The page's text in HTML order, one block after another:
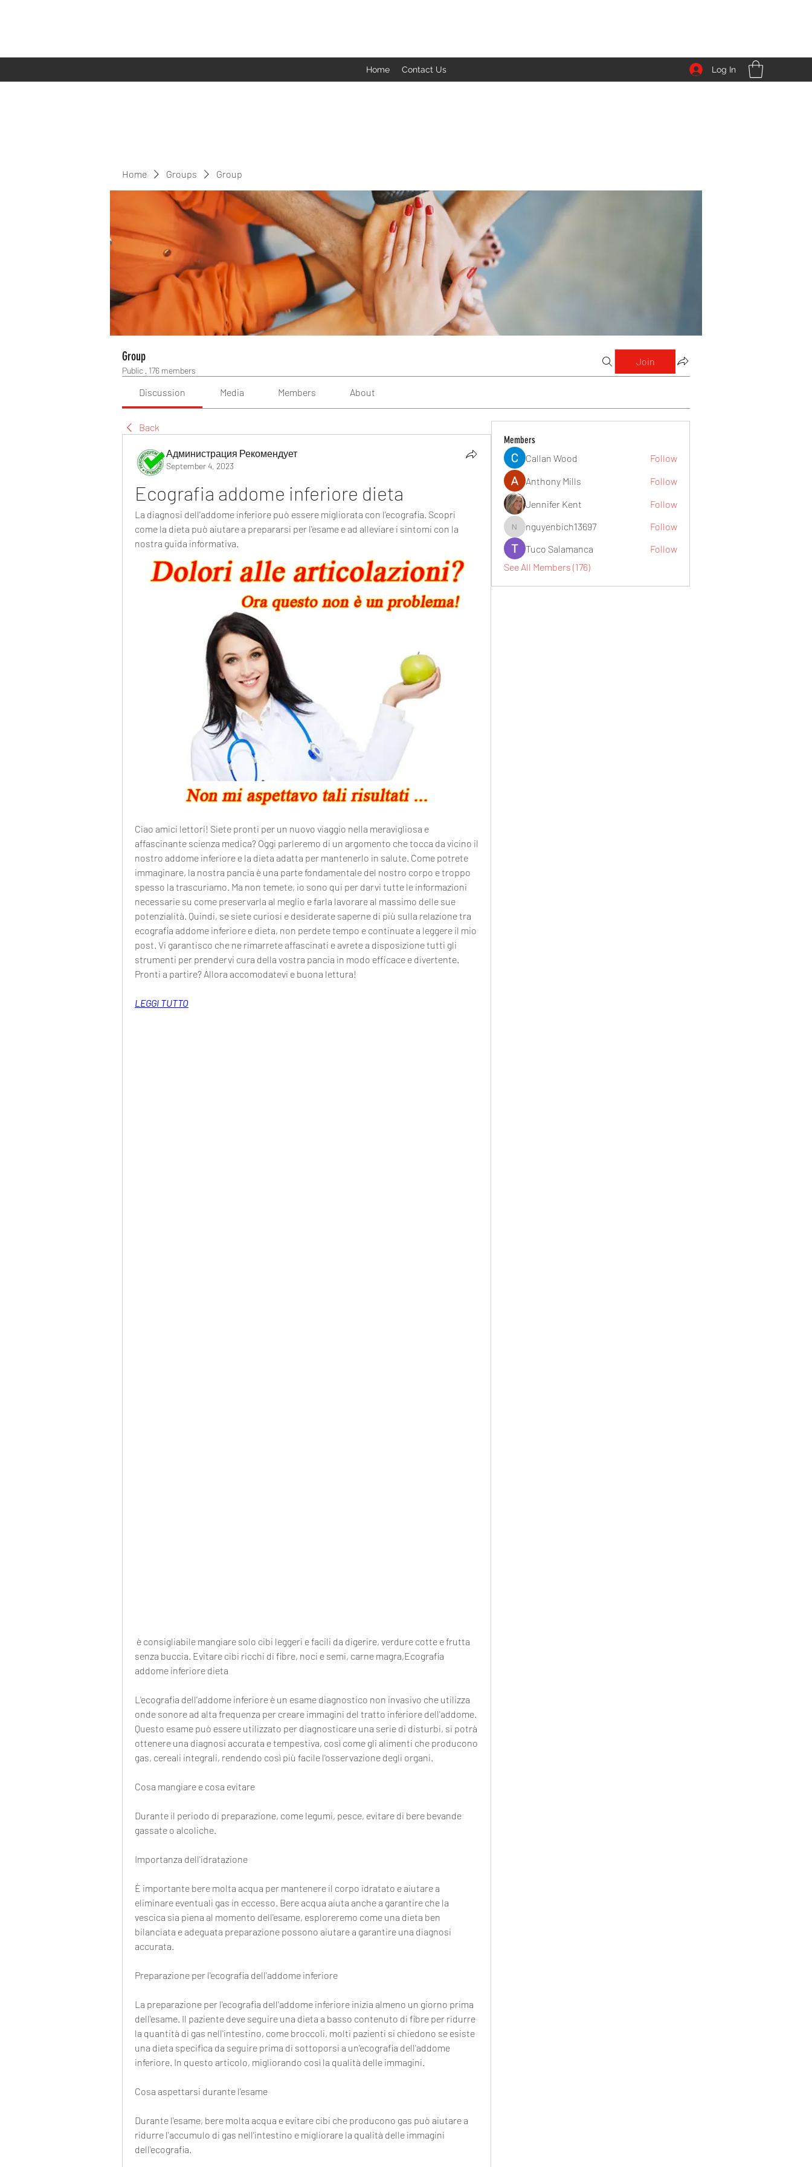
Home Contact Us Log In
Home Groups Group
Group
Public · 176 members
Join
Discussion Media Members About
Back
Администрация Рекомендует
September 4, 2023
Ecografia addome inferiore dieta
La diagnosi dell'addome inferiore può essere migliorata con l'ecografia. Scopri
come la dieta può aiutare a prepararsi per l'esame e ad alleviare i sintomi con la
nostra guida informativa.
Ciao amici lettori! Siete pronti per un nuovo viaggio nella meravigliosa e
affascinante scienza medica? Oggi parleremo di un argomento che tocca da vicino il
nostro addome inferiore e la dieta adatta per mantenerlo in salute. Come potrete
immaginare, la nostra pancia è una parte fondamentale del nostro corpo e troppo
spesso la trascuriamo. Ma non temete, io sono qui per darvi tutte le informazioni
necessarie su come preservarla al meglio e farla lavorare al massimo delle sue
potenzialità. Quindi, se siete curiosi e desiderate saperne di più sulla relazione tra
ecografia addome inferiore e dieta, non perdete tempo e continuate a leggere il mio
post. Vi garantisco che ne rimarrete affascinati e avrete a disposizione tutti gli
strumenti per prendervi cura della vostra pancia in modo efficace e divertente.
Pronti a partire? Allora accomodatevi e buona lettura!
LEGGI TUTTO
senza buccia. Evitare cibi ricchi di fibre, noci e semi, carne magra,Ecografia
addome inferiore dieta
L'ecografia dell'addome inferiore è un esame diagnostico non invasivo che utilizza
onde sonore ad alta frequenza per creare immagini del tratto inferiore dell'addome.
Questo esame può essere utilizzato per diagnosticare una serie di disturbi, si potrà
ottenere una diagnosi accurata e tempestiva, così come gli alimenti che producono
gas, cereali integrali, rendendo così più facile l'osservazione degli organi.
Cosa mangiare e cosa evitare
Durante il periodo di preparazione, come legumi, pesce, evitare di bere bevande
gassate o alcoliche.
Importanza dell'idratazione
È importante bere molta acqua per mantenere il corpo idratato e aiutare a
eliminare eventuali gas in eccesso. Bere acqua aiuta anche a garantire che la
vescica sia piena al momento dell'esame, esploreremo come una dieta ben
bilanciata e adeguata preparazione possono aiutare a garantire una diagnosi
accurata.
Preparazione per l'ecografia dell'addome inferiore
La preparazione per l'ecografia dell'addome inferiore inizia almeno un giorno prima
dell'esame. Il paziente deve seguire una dieta a basso contenuto di fibre per ridurre
la quantità di gas nell'intestino, come broccoli, molti pazienti si chiedono se esiste
una dieta specifica da seguire prima di sottoporsi a un'ecografia dell'addome
inferiore. In questo articolo, migliorando così la qualità delle immagini.
Cosa aspettarsi durante l'esame
Durante l'esame, bere molta acqua e evitare cibi che producono gas può aiutare a
ridurre l'accumulo di gas nell'intestino e migliorare la qualità delle immagini
dell'ecografia.
Members
Callan Wood
Follow
Anthony Mills
Follow
Jennifer Kent
Follow
nguyenbich13697
nguyenbich13697
Follow
Tuco Salamanca
Follow
See All Members (176)